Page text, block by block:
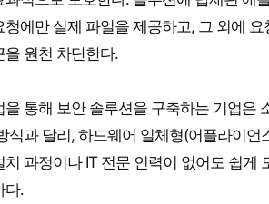
청에만 실제 파일을 제공하고, 그 외에
을 원천 차단한다.
을 통해 보안 솔루션을 구축하는 기업은
식과 달리, 하드웨어 일체형(어플라이
치 과정이나 IT 전문 인력이 없어도 쉽게
다.